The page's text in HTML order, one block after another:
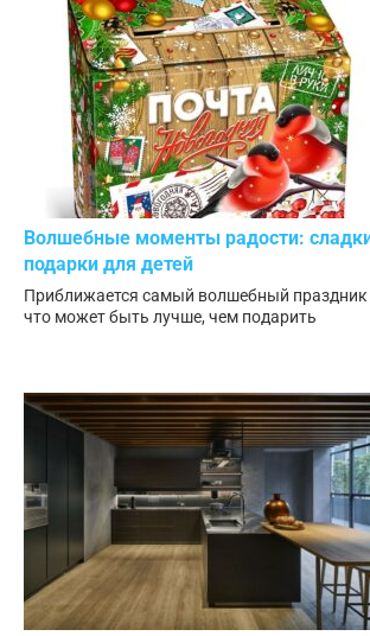
Волшебные моменты радости:
подарки для детей
Приближается самый волшебный
что может быть лучше, чем подарить